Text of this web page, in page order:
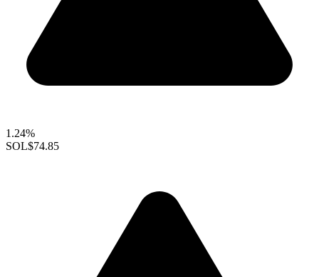
1.24%
SOL$74.85